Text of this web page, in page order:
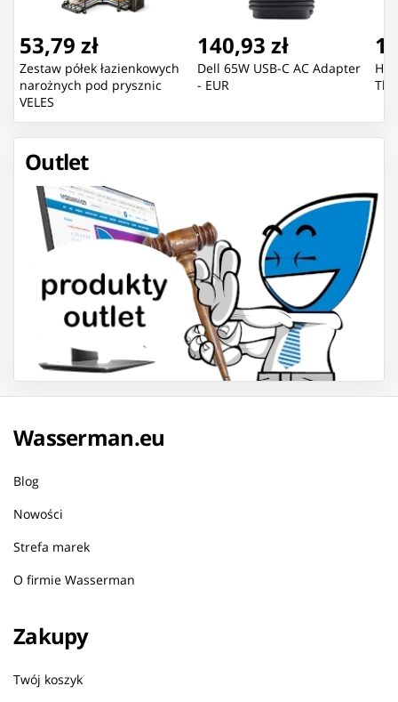
53,79 zł
Zestaw półek łazienkowych
narożnych pod prysznic
VELES
140,93 zł
Dell 65W USB-C AC Adapter
- EUR
Outlet
Wasserman.eu
Blog
Nowości
Strefa marek
O firmie Wasserman
Zakupy
Twój koszyk